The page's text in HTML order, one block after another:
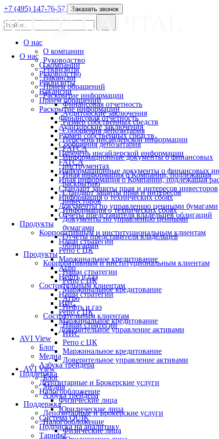
О нас
О компании
Руководство
Реквизиты
Вакансии
Прием обращений
Раскрытие информации
Финансовая отчетность
Аудиторские заключения
Размер собственных средств
Сообщения депозитария
Перечень инсайдерской информации
FATCA
Информационные документы о финансовых
Иная информация о Компании, подлежащая
Стандарт защиты прав и интересов инвесторов
Информация о технических сбоях
Документы по управлению ценными бумагами
Отчеты представителя владельцев облигаций
Продукты
Корпоративным и институциональным клиентам
Наши стратегии
Репо с ЦК
Маржинальное кредитование
Агро
Нефть и газ
Состоятельным клиентам
Наши стратегии
ИИС
Репо с ЦК
Маржинальное кредитование
Доверительное управление активами
AVI View
Блог
Медиа
Азбука трейдера
Поддержка
Депозитарные и Брокерские услуги
Налогообложение
Физические лица
Юридические лица
Система QUIK
Подписка на аналитику
Тарифы
+7 (495) 147-76-57 Заказать звонок
О нас
О компании
Руководство
Реквизиты
Вакансии
Прием обращений
Раскрытие информации
Финансовая отчетность
Аудиторские заключения
Размер собственных средств
Сообщения депозитария
Перечень инсайдерской информации
FATCA
Информационные документы о финансовых
инструментах
Иная информация о Компании, подлежащая
раскрытию
Стандарт защиты прав и интересов
инвесторов
Информация о технических сбоях
Документы по управлению ценными
бумагами
Отчеты представителя владельцев
облигаций
Продукты
Корпоративным и институциональным клиентам
Наши стратегии
Репо с ЦК
Маржинальное кредитование
Агро
Нефть и газ
Состоятельным клиентам
Наши стратегии
ИИС
Репо с ЦК
Маржинальное кредитование
Доверительное управление активами
AVI View
Блог
Медиа
Азбука трейдера
Поддержка
Депозитарные и Брокерские услуги
Налогообложение
Физические лица